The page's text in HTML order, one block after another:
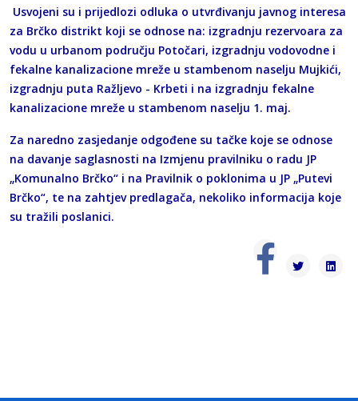
Usvojeni su i prijedlozi odluka o utvrđivanju javnog interesa
za Brčko distrikt koji se odnose na: izgradnju rezervoara za
vodu u urbanom području Potočari, izgradnju vodovodne i
fekalne kanalizacione mreže u stambenom naselju Mujkići,
izgradnju puta Ražljevo - Krbeti i na izgradnju fekalne
kanalizacione mreže u stambenom naselju 1. maj.
Za naredno zasjedanje odgođene su tačke koje se odnose
na davanje saglasnosti na Izmjenu pravilniku o radu JP
„Komunalno Brčko“ i na Pravilnik o poklonima u JP „Putevi
Brčko“, te na zahtjev predlagača, nekoliko informacija koje
su tražili poslanici.